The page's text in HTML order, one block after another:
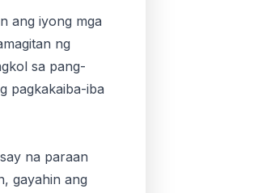
ang iyong mga
ng
sa pang-
pagkakaiba-iba
na paraan
gayahin ang